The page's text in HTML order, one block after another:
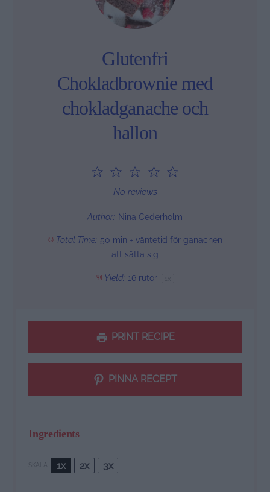
Glutenfri
Chokladbrownie med
chokladganache och
hallon
4
Stars
Stars
1
Star
No reviews
Author: Nina Cederholm
Total Time: 50 min + väntetid för ganachen
att sätta sig
Yield: 16 rutor 1
PRINT RECIPE
PINNA RECEPT
Ingredients
1x 2x 3x